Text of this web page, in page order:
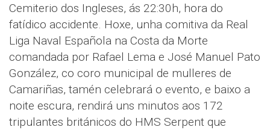
Cemiterio dos Ingleses, ás 22:30h, hora do
fatídico accidente. Hoxe, unha comitiva da Real
Liga Naval Española na Costa da Morte
comandada por Rafael Lema e José Manuel Pato
González, co coro municipal de mulleres de
Camariñas, tamén celebrará o evento, e baixo a
noite escura, rendirá uns minutos aos 172
tripulantes británicos do HMS Serpent que